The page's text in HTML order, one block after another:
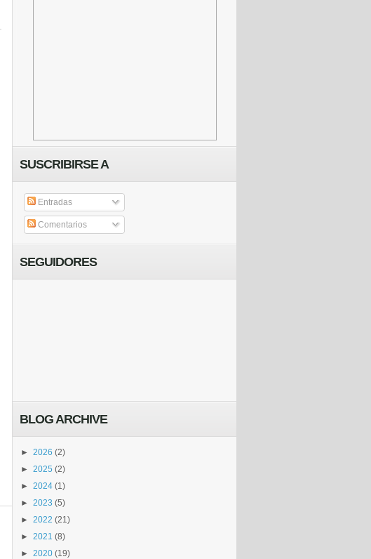
SUSCRIBIRSE A
Entradas
Comentarios
SEGUIDORES
BLOG ARCHIVE
► 2026 (2)
► 2025 (2)
► 2024 (1)
► 2023 (5)
► 2022 (21)
► 2021 (8)
► 2020 (19)